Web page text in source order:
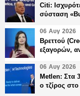
Citi:
σύσταση
06 Αυγ 2026
Βρεττού
εξαγορών,
06 Αυγ 2026
Metlen: Στα
ο τζίρος